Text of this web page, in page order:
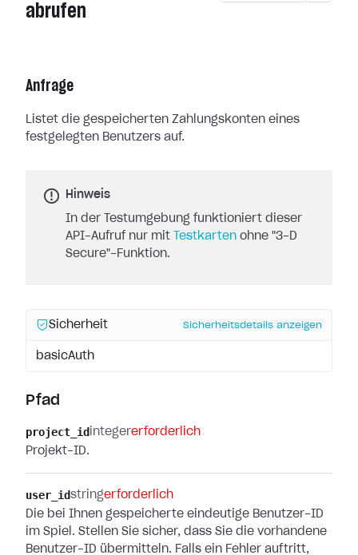
abrufen
Anfrage
Listet die gespeicherten Zahlungskonten eines
festgelegten Benutzers auf.
Hinweis
In der Testumgebung funktioniert dieser
API-Aufruf nur mit
Testkarten ohne "3-D
Secure"-Funktion.
Sicherheit Sicherheitsdetails anzeigen
basicAuth
Pfad
project_id integererforderlich
Projekt-ID.
user_idstringerforderlich
Die bei Ihnen gespeicherte eindeutige Benutzer-ID
im Spiel. Stellen Sie sicher, dass Sie die vorhandene
Benutzer-ID übermitteln. Falls ein Fehler auftritt,